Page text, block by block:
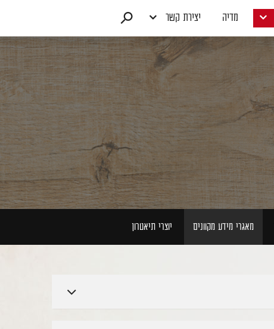
מדיה יצירת קשר
מאגרי מידע מקוונים יוצרי תיאטרון